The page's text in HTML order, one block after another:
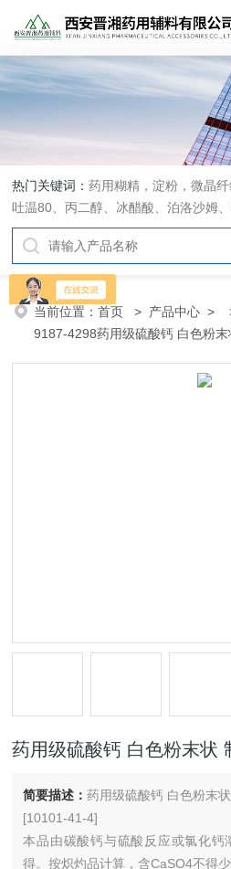
热门关键词：药用糊精，淀粉，微晶
吐温80、丙二醇、冰醋酸、泊洛沙姆
糊精、硬脂酸镁、聚丙烯酸树脂系列
钠、可溶性淀粉、甘露醇、羟丙纤维
交联聚维酮、交联羧甲基纤维素钠、
硅、聚乙烯吡咯烷酮、十八醇、十六
甲基纤维素、乙基纤维素，三氯蔗糖
当前位置：首页 > 产品中心 >
9187-4298药用级硫酸钙 白色粉末
药用级硫酸钙 白色粉末状
简要描述：药用级硫酸钙 白色粉末
[10101-41-4]
本品由碳酸钙与硫酸反应或氯化钙
得。按炽灼品计算，含CaSO4不得少